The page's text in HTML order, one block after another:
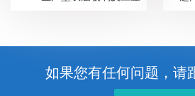
如果您有任何问题，请